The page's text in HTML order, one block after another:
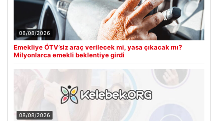
08/08/2026
Emekliye ÖTV’siz araç verilecek mi, yasa çıkacak mı?
Milyonlarca emekli beklentiye girdi
08/08/2026